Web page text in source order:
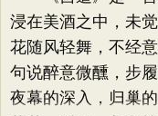
浸在美酒之中，未
花随风轻舞，不经
句说醉意微醺，步
夜幕的深入，归巢